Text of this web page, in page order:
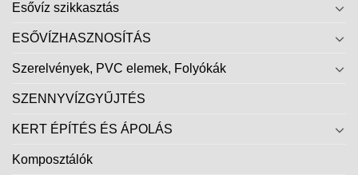
Esővíz szikkasztás
ESŐVÍZHASZNOSÍTÁS
Szerelvények, PVC elemek, Folyókák
SZENNYVÍZGYŰJTÉS
KERT ÉPÍTÉS ÉS ÁPOLÁS
Komposztálók